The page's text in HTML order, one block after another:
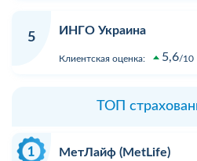
5
ИНГО Украина
Клиентская оценка: 5,6 10
ТОП
МетЛайф (MetLife)